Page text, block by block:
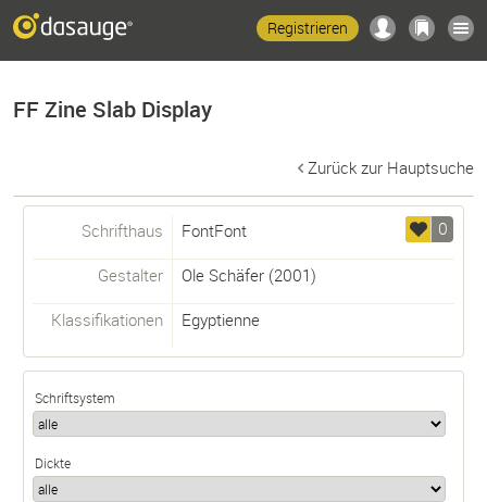
Registrieren
FF Zine Slab Display
Zurück zur Hauptsuche
0
Schrifthaus FontFont
Gestalter Ole Schäfer(2001)
Klassifikationen Egyptienne
Schriftsystem
Dickte